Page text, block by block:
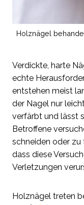
Holznägel
Verdickte, harte
echte
entstehen meist
der Nagel nur
verfärbt und lässt
Betroffene
schneiden oder zu
dass diese
Verletzungen
Holznägel treten